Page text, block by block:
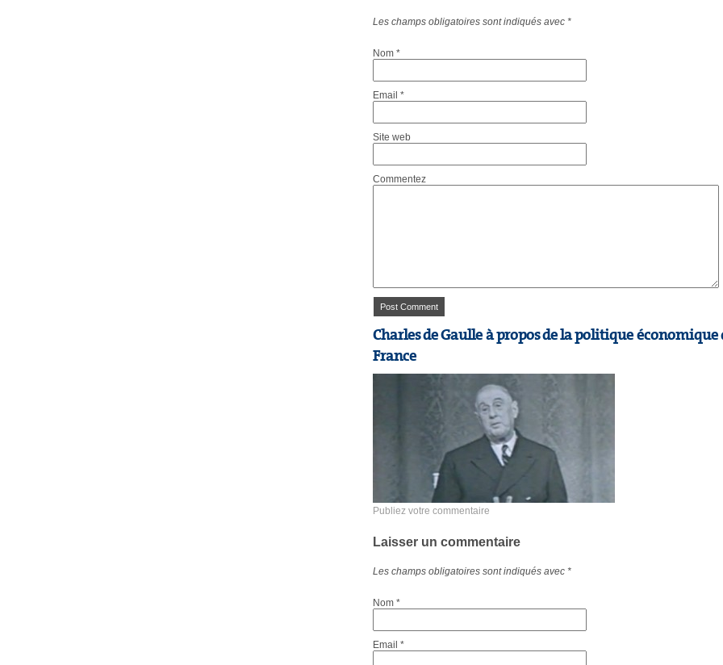
Les champs obligatoires sont indiqués avec *
Nom *
Email *
Site web
Commentez
Charles de Gaulle à propos de la politique économique
France
Publiez votre commentaire
Laisser un commentaire
Les champs obligatoires sont indiqués avec *
Nom *
Email *